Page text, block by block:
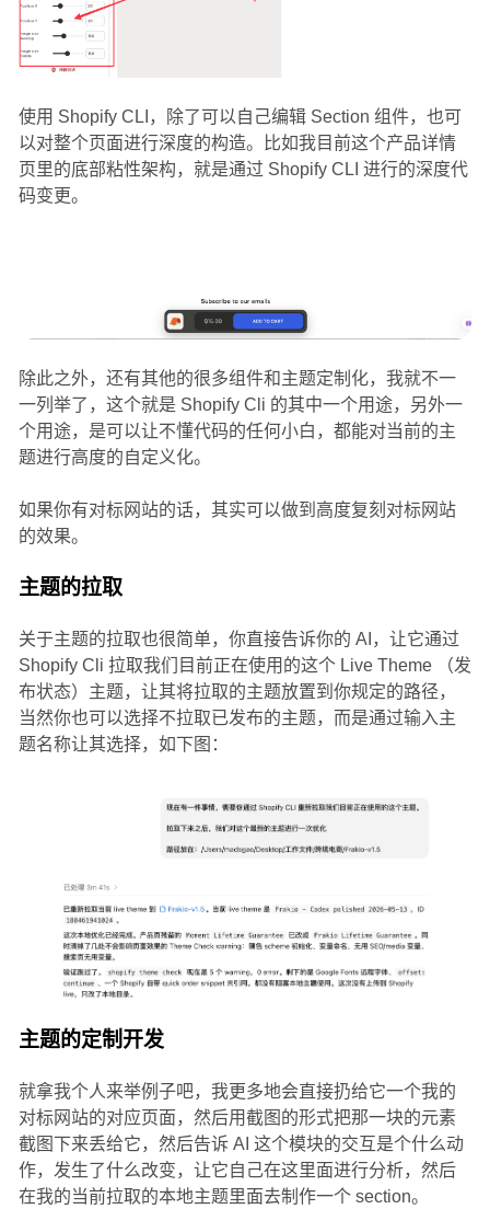
使用 Shopify CLI，除了可以自己编辑 Section 组件，也可
以对整个页面进行深度的构造。比如我目前这个产品详情
页里的底部粘性架构，就是通过 Shopify CLI 进行的深度代
码变更。
除此之外，还有其他的很多组件和主题定制化，我就不一
一列举了，这个就是 Shopify Cli 的其中一个用途，另外一
个用途，是可以让不懂代码的任何小白，都能对当前的主
题进行高度的自定义化。
如果你有对标网站的话，其实可以做到高度复刻对标网站
的效果。
主题的拉取
关于主题的拉取也很简单，你直接告诉你的 AI，让它通过
Shopify Cli 拉取我们目前正在使用的这个 Live Theme （发
布状态）主题，让其将拉取的主题放置到你规定的路径，
当然你也可以选择不拉取已发布的主题，而是通过输入主
题名称让其选择，如下图：
主题的定制开发
就拿我个人来举例子吧，我更多地会直接扔给它一个我的
对标网站的对应页面，然后用截图的形式把那一块的元素
截图下来丢给它，然后告诉 AI 这个模块的交互是个什么动
作，发生了什么改变，让它自己在这里面进行分析，然后
在我的当前拉取的本地主题里面去制作一个 section。